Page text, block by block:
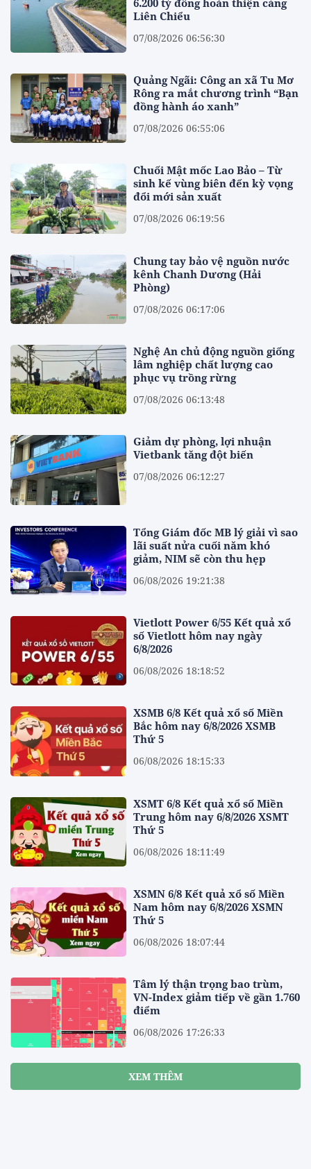
Liên Chiểu
07/08/2026 06:56:30
Quảng Ngãi: Công an xã Tu Mơ
Rông ra mắt chương trình “Bạn
đồng hành áo xanh”
07/08/2026 06:55:06
Chuối Mật mốc Lao Bảo – Từ
sinh kế vùng biên đến kỳ vọng
đổi mới sản xuất
07/08/2026 06:19:56
Chung tay bảo vệ nguồn nước
kênh Chanh Dương (Hải
Phòng)
07/08/2026 06:17:06
Nghệ An chủ động nguồn giống
lâm nghiệp chất lượng cao
phục vụ trồng rừng
07/08/2026 06:13:48
Giảm dự phòng, lợi nhuận
Vietbank tăng đột biến
07/08/2026 06:12:27
Tổng Giám đốc MB lý giải vì sao
lãi suất nửa cuối năm khó
giảm, NIM sẽ còn thu hẹp
06/08/2026 19:21:38
Vietlott Power 6/55 Kết quả xổ
số Vietlott hôm nay ngày
6/8/2026
06/08/2026 18:18:52
XSMB 6/8 Kết quả xổ số Miền
Bắc hôm nay 6/8/2026 XSMB
Thứ 5
06/08/2026 18:15:33
XSMT 6/8 Kết quả xổ số Miền
Trung hôm nay 6/8/2026 XSMT
Thứ 5
06/08/2026 18:11:49
XSMN 6/8 Kết quả xổ số Miền
Nam hôm nay 6/8/2026 XSMN
Thứ 5
06/08/2026 18:07:44
Tâm lý thận trọng bao trùm,
VN-Index giảm tiếp về gần 1.760
điểm
06/08/2026 17:26:33
XEM THÊM